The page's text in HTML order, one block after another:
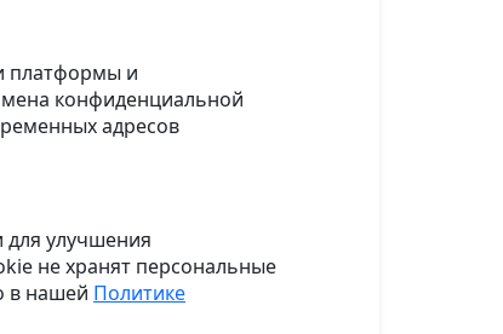
платформы и
конфиденциальной
адресов
улучшения
не хранят персональные
в нашей Политике